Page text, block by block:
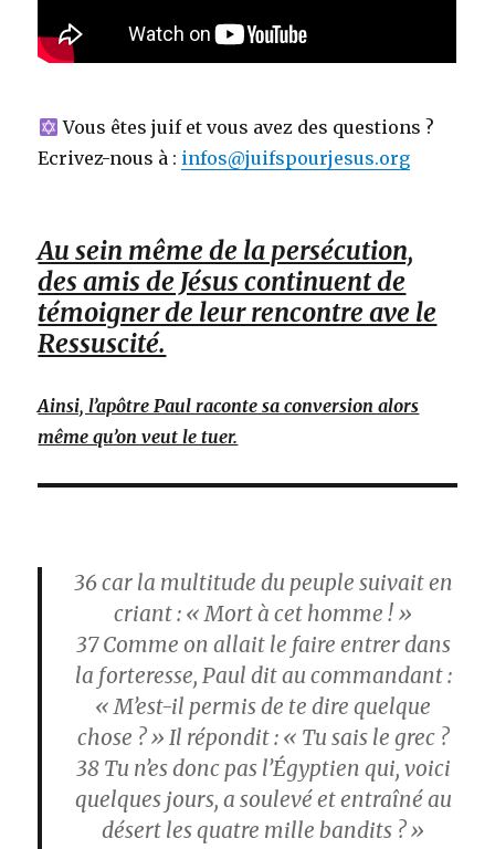
Vous êtes juif et vous avez des questions ?
Ecrivez-nous à : infos@juifspourjesus.org
Au sein même de la persécution,
des amis de Jésus continuent de
témoigner de leur rencontre ave le
Ressuscité.
Ainsi, l’apôtre Paul raconte sa conversion alors
même qu’on veut le tuer.
36car la multitude du peuple suivait en
criant : « Mort à cet homme ! »
37Comme on allait le faire entrer dans
la forteresse, Paul dit au commandant :
« M’est-il permis de te dire quelque
chose ? » Il répondit : « Tu sais le grec ?
38Tu n’es donc pas l’Égyptien qui, voici
quelques jours, a soulevé et entraîné au
désert les quatre mille bandits ? »